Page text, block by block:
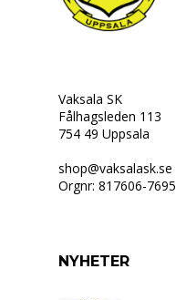
Vaksala SK
Fålhagsleden 113
754 49 Uppsala
shop@vaksalask.se
Orgnr: 817606-7695
NYHETER